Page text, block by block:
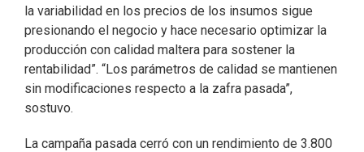
la variabilidad en los precios de los insumos sigue
presionando el negocio y hace necesario optimizar la
producción con calidad maltera para sostener la
rentabilidad”. “Los parámetros de calidad se mantienen
sin modificaciones respecto a la zafra pasada”,
sostuvo.
La campaña pasada cerró con un rendimiento de 3.800